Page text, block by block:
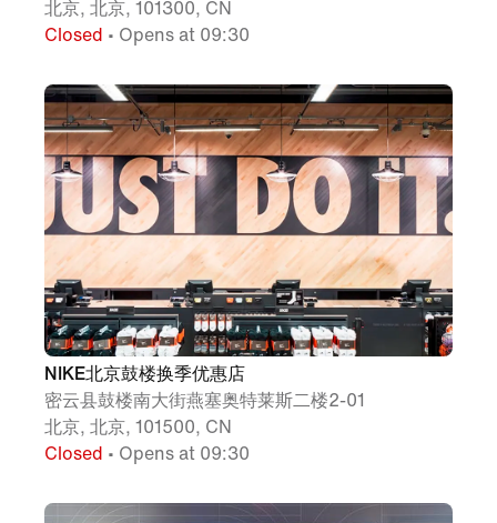
北京, 北京, 101300, CN
Closed • Opens at 09:30
NIKE北京鼓楼换季优惠店
密云县鼓楼南大街燕塞奥特莱斯二楼2-01
北京, 北京, 101500, CN
Closed • Opens at 09:30